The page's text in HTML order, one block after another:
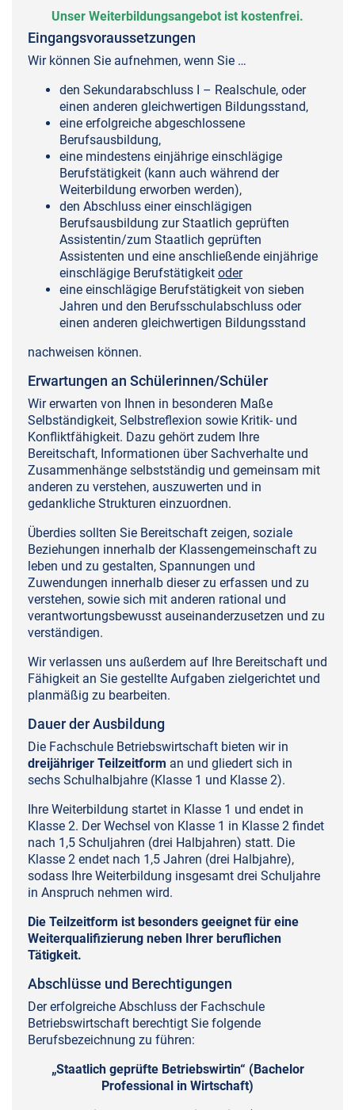
Unser Weiterbildungsangebot ist kostenfrei.
Eingangsvoraussetzungen
Wir können Sie aufnehmen, wenn Sie …
den Sekundarabschluss I – Realschule, oder
einen anderen gleichwertigen Bildungsstand,
eine erfolgreiche abgeschlossene
Berufsausbildung,
eine mindestens einjährige einschlägige
Berufstätigkeit (kann auch während der
Weiterbildung erworben werden),
den Abschluss einer einschlägigen
Berufsausbildung zur Staatlich geprüften
Assistentin/zum Staatlich geprüften
Assistenten und eine anschließende einjährige
einschlägige Berufstätigkeit oder
eine einschlägige Berufstätigkeit von sieben
Jahren und den Berufsschulabschluss oder
einen anderen gleichwertigen Bildungsstand
nachweisen können.
Erwartungen an Schülerinnen/Schüler
Wir erwarten von Ihnen in besonderen Maße
Selbständigkeit, Selbstreflexion sowie Kritik- und
Konfliktfähigkeit. Dazu gehört zudem Ihre
Bereitschaft, Informationen über Sachverhalte und
Zusammenhänge selbstständig und gemeinsam mit
anderen zu verstehen, auszuwerten und in
gedankliche Strukturen einzuordnen.
Überdies sollten Sie Bereitschaft zeigen, soziale
Beziehungen innerhalb der Klassengemeinschaft zu
leben und zu gestalten, Spannungen und
Zuwendungen innerhalb dieser zu erfassen und zu
verstehen, sowie sich mit anderen rational und
verantwortungsbewusst auseinanderzusetzen und zu
verständigen.
Wir verlassen uns außerdem auf Ihre Bereitschaft und
Fähigkeit an Sie gestellte Aufgaben zielgerichtet und
planmäßig zu bearbeiten.
Dauer der Ausbildung
Die Fachschule Betriebswirtschaft bieten wir in
dreijähriger Teilzeitform an und gliedert sich in
sechs Schulhalbjahre (Klasse 1 und Klasse 2).
Ihre Weiterbildung startet in Klasse 1 und endet in
Klasse 2. Der Wechsel von Klasse 1 in Klasse 2 findet
nach 1,5 Schuljahren (drei Halbjahren) statt. Die
Klasse 2 endet nach 1,5 Jahren (drei Halbjahre),
sodass Ihre Weiterbildung insgesamt drei Schuljahre
in Anspruch nehmen wird.
Die Teilzeitform ist besonders geeignet für eine
Weiterqualifizierung neben Ihrer beruflichen
Tätigkeit.
Abschlüsse und Berechtigungen
Der erfolgreiche Abschluss der Fachschule
Betriebswirtschaft berechtigt Sie folgende
Berufsbezeichnung zu führen:
„Staatlich geprüfte Betriebswirtin“ (Bachelor
Professional in Wirtschaft)